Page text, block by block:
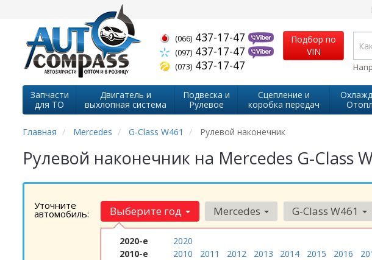
(066) 437-17-47
(097) 437-17-47
(073) 437-17-47
Подбор по
VIN
Запчасти
для ТО
Двигатель и
выхлопная система
Подвеска и
Рулевое
Сцепление и
коробка передач
Главная Mercedes G-Class W461 Рулевой наконечник
Рулевой наконечник на Mercedes G-Class
Уточните
автомобиль: Выберите год
2020-е
2020
2010-е
2010 2011 2012 2013 2014 2015 2016
Mercedes G-Class W461